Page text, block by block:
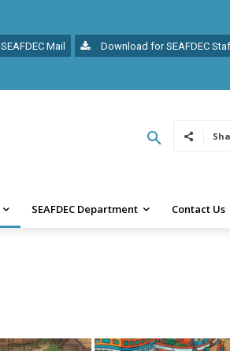
SEAFDEC Mail Download for SEAFDEC
SEAFDEC Department Contact Us